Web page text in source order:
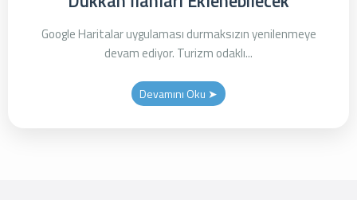
Google Haritalar uygulaması durmaksızın yenilenmeye
devam ediyor. Turizm odaklı...
Devamını Oku ➤